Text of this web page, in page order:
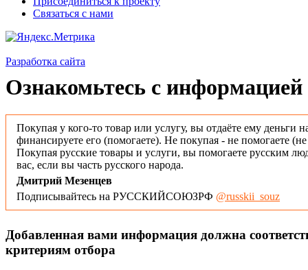
Связаться с нами
Разработка сайта
Ознакомьтесь с информацией
Покупая у кого-то товар или услугу, вы отдаёте ему деньги
финансируете его (помогаете). Не покупая - не помогаете
Покупая русские товары и услуги, вы помогаете русским
вас, если вы часть русского народа.
Дмитрий Мезенцев
Подписывайтесь на РУССКИЙСОЮЗРФ @russkii_souz
Добавленная вами информация должна
критериям отбора